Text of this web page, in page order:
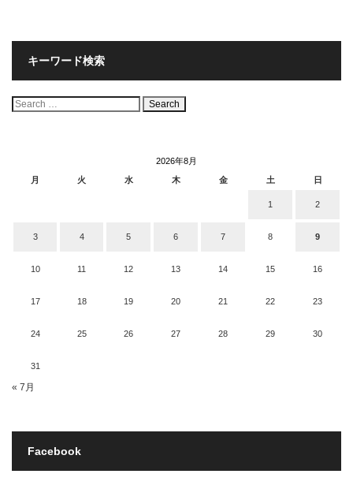
キーワード検索
検
索:
2026年8月
月
火 水 木 金 土 日
1 2
3 4 5 6 7 8 9
10 11 12 13 14 15 16
17 18 19 20 21 22 23
24 25 26 27 28 29 30
31
« 7月
Facebook